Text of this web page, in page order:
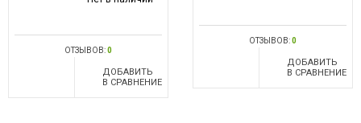
ОТЗЫВОВ:0
ДОБАВИТЬ
В СРАВНЕНИЕ
ОТЗЫВОВ:0
ДОБАВИТЬ
В СРАВНЕНИЕ